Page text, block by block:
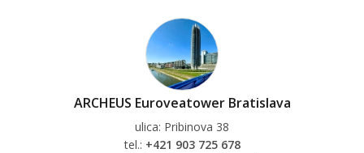
ARCHEUS Euroveatower Bratislava
ulica: Pribinova 38
tel.: +421 903 725 678